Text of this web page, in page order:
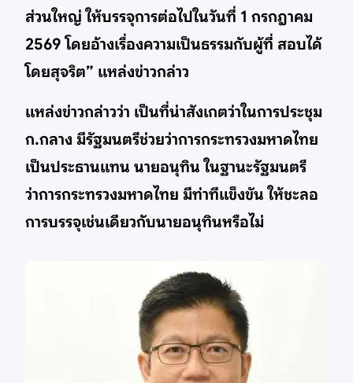
ส่วนใหญ่ ให้บรรจุการต่อไปในวันที่ 1 กรกฎาคม
2569 โดยอ้างเรื่องความเป็นธรรมกับผู้ที่ สอบได้
โดยสุจริต” แหล่งข่าวกล่าว
แหล่งข่าวกล่าวว่า เป็นที่น่าสังเกตว่าในการประชุม
ก.กลาง มีรัฐมนตรีช่วยว่าการกระทรวงมหาดไทย
เป็นประธานแทน นายอนุทิน ในฐานะรัฐมนตรี
ว่าการกระทรวงมหาดไทย มีท่าทีแข็งขัน ให้ชะลอ
การบรรจุเช่นเดียวกับนายอนุทินหรือไม่